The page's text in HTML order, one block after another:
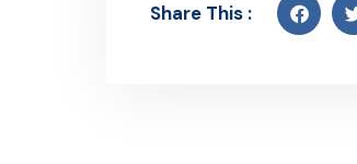
Share This :